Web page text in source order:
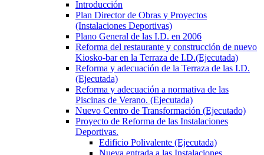
Introducción
Plan Director de Obras y Proyectos
(Instalaciones Deportivas)
Plano General de las I.D. en 2006
Reforma del restaurante y construcción de nuevo
Kiosko-bar en la Terraza de I.D.(Ejecutada)
Reforma y adecuación de la Terraza de las I.D.
(Ejecutada)
Reforma y adecuación a normativa de las
Piscinas de Verano. (Ejecutada)
Nuevo Centro de Transformación (Ejecutado)
Proyecto de Reforma de las Instalaciones
Deportivas.
Edificio Polivalente (Ejecutada)
Nueva entrada a las Instalaciones